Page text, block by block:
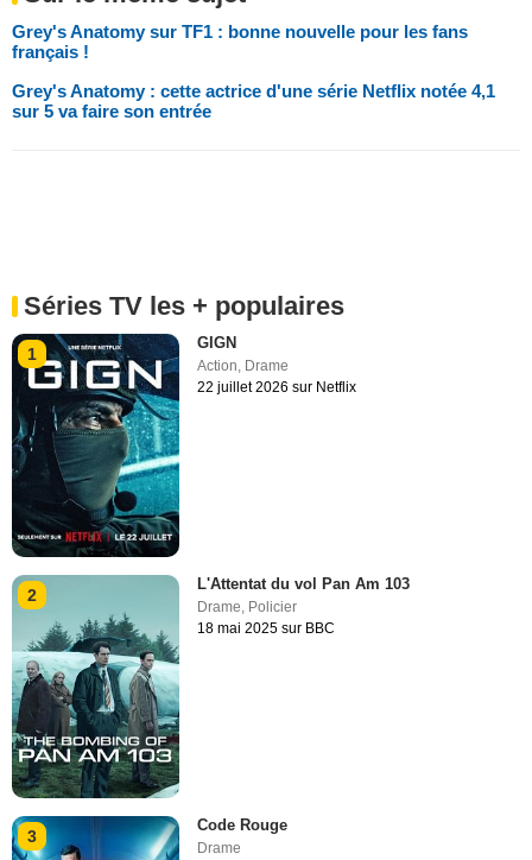
Grey's Anatomy sur TF1 : bonne nouvelle pour les fans
français !
Grey's Anatomy : cette actrice d'une série Netflix notée 4,1
sur 5 va faire son entrée
Séries TV les + populaires
1
GIGN
Action Drame
22 juillet 2026 sur Netflix
2
L'Attentat du vol Pan Am 103
Drame, Policier
18 mai 2025 sur BBC
3
Code Rouge
Drame